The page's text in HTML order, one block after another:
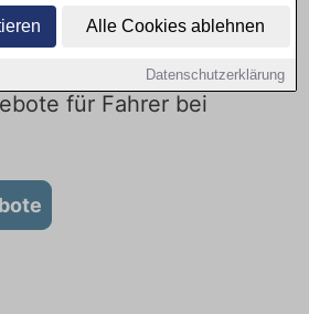
Alle Cookies ablehnen
Datenschutzerklärung
Jetzt online bewerben.
: Aktuell gibt es
für Fahrer bei